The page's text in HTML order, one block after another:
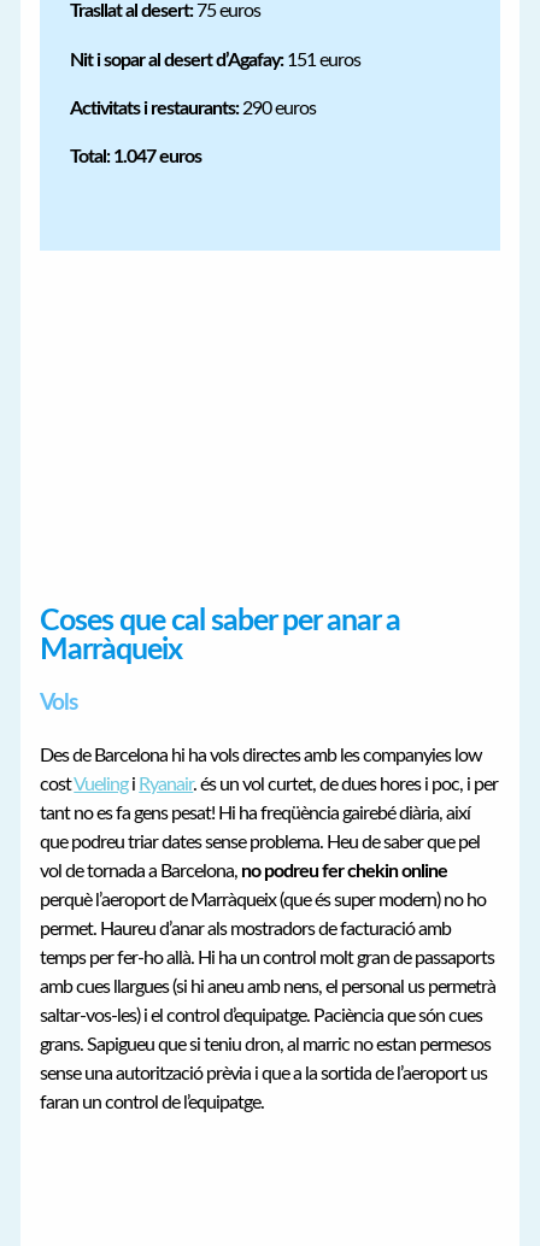
Trasllat al desert:75 euros
Nit i sopar al desert d’Agafay:151 euros
Activitats i restaurants:290 euros
Total: 1.047 euros
Coses que cal saber per anar a
Marràqueix
Vols
Des de Barcelona hi ha vols directes amb les companyies low
costVuelingi Ryanair. és un vol curtet, de dues hores i poc, i per
tant no es fa gens pesat! Hi ha freqüència gairebé diària, així
que podreu triar dates sense problema. Heu de saber que pel
vol de tornada a Barcelona, no podreu fer chekin online
perquè l’aeroport de Marràqueix (que és super modern) no ho
permet. Haureu d’anar als mostradors de facturació amb
temps per fer-ho allà. Hi ha un control molt gran de passaports
amb cues llargues (si hi aneu amb nens, el personal us permetrà
saltar-vos-les) i el control d’equipatge. Paciència que són cues
grans. Sapigueu que si teniu dron, al marric no estan permesos
sense una autorització prèvia i que a la sortida de l’aeroport us
faran un control de l’equipatge.